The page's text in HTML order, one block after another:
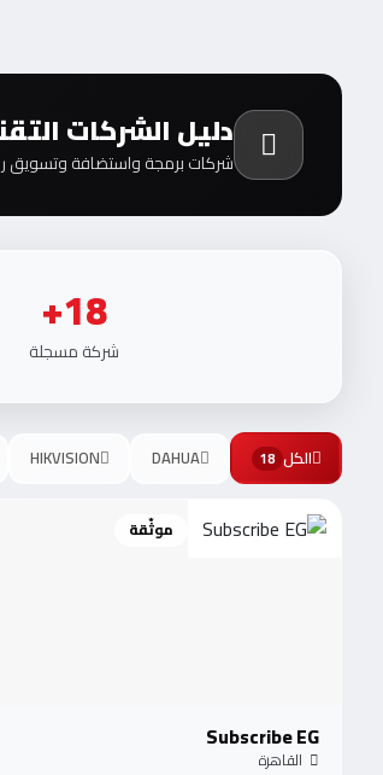
دليل الشركات
شركات برمجة واستضافة
18+
شركة مسجلة
الكل 18
DAHUA
HIKVISION
موثّقة
Subscribe EG
القاهرة